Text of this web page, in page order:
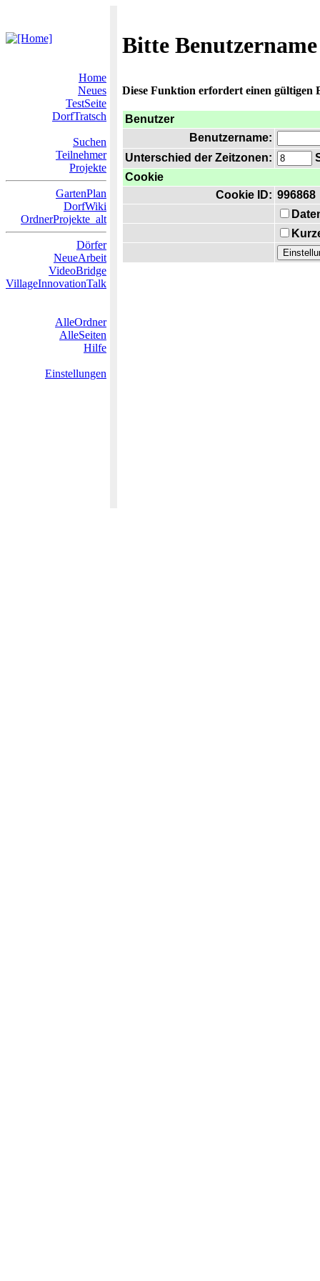
Bitte
Home
Neues
TestSeite
DorfTratsch
Suchen
Teilnehmer
Projekte
GartenPlan
DorfWiki
OrdnerProjekte_alt
Dörfer
NeueArbeit
VideoBridge
VillageInnovationTalk
AlleOrdner
AlleSeiten
Hilfe
Einstellungen
Diese Funktion erfordert einen gültigen
Benutzer
Benutzername:
Unterschied der Zeitzonen:
Cookie
Cookie ID: 996868